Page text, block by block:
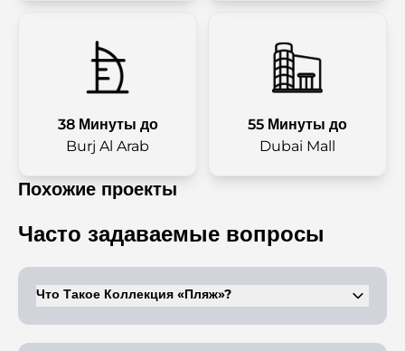
38 Минуты до
Burj Al Arab
55 Минуты до
Dubai Mall
Похожие проекты
Часто задаваемые вопросы
Что Такое Коллекция «Пляж»?
Пальма Джебель Али, предлагающий виллы с 5–7 спальнями на